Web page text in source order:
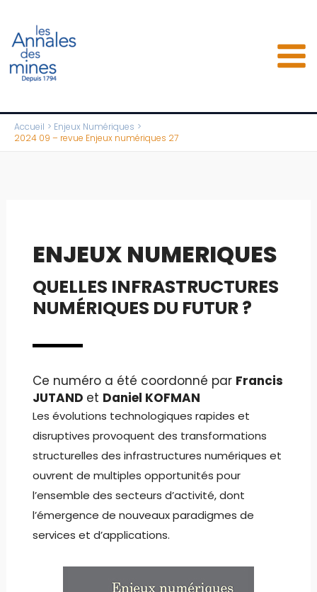
contenu
Accueil
Enjeux Numériques
2024 09 – revue Enjeux numériques 27
ENJEUX NUMERIQUES
QUELLES INFRASTRUCTURES
NUMÉRIQUES DU FUTUR ?
Ce numéro a été coordonné par Francis
JUTAND et Daniel KOFMAN
Les évolutions technologiques rapides et
disruptives provoquent des transformations
structurelles des infrastructures numériques et
ouvrent de multiples opportunités pour
l’ensemble des secteurs d’activité, dont
l’émergence de nouveaux paradigmes de
services et d’applications.